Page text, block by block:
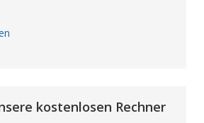
kostenlosen Rechner